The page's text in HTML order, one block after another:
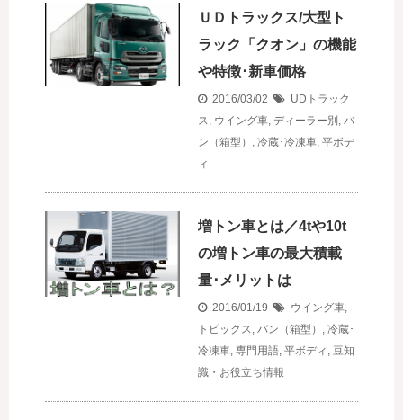
ＵＤトラックス/大型ト
ラック「クオン」の機能
や特徴･新車価格
2016/03/02
UDトラック
ス, ウイング車, ディーラー別 , バ
ン（箱型） , 冷蔵･冷凍車, 平ボデ
ィ
増トン車とは／4tや10t
の増トン車の最大積載
量･メリットは
2016/01/19 ウイング車,
トピックス, バン（箱型） , 冷蔵･
冷凍車, 専門用語, 平ボディ , 豆知
識・お役立ち情報